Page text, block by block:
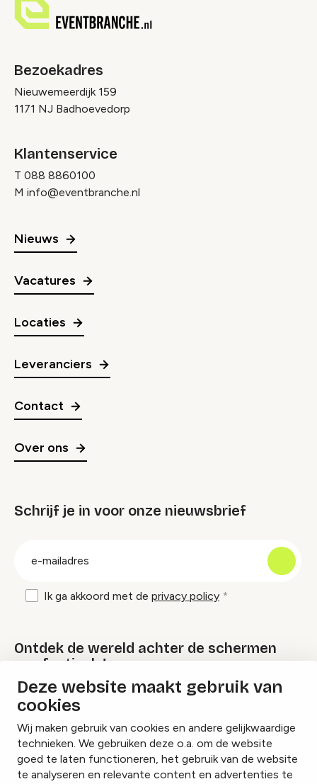
Deze website maakt gebruik van
cookies
Wij maken gebruik van cookies en andere gelijkwaardige
technieken. We gebruiken deze o.a. om de website
goed te laten functioneren, het gebruik van de website
te analyseren en relevante content en advertenties te
Bezoekadres
Nieuwemeerdijk 159
1171 NJ Badhoevedorp
Klantenservice
T 088 8860100
M info@eventbranche.nl
Nieuws
Vacatures
Locaties
Leveranciers
Contact
Over ons
Schrijf je in voor onze nieuwsbrief
Ik ga akkoord met de privacy policy
Ontdek de wereld achter de schermen
van festivals!
Lees onze Festival Specials
InstagramFacebookLinkedIn